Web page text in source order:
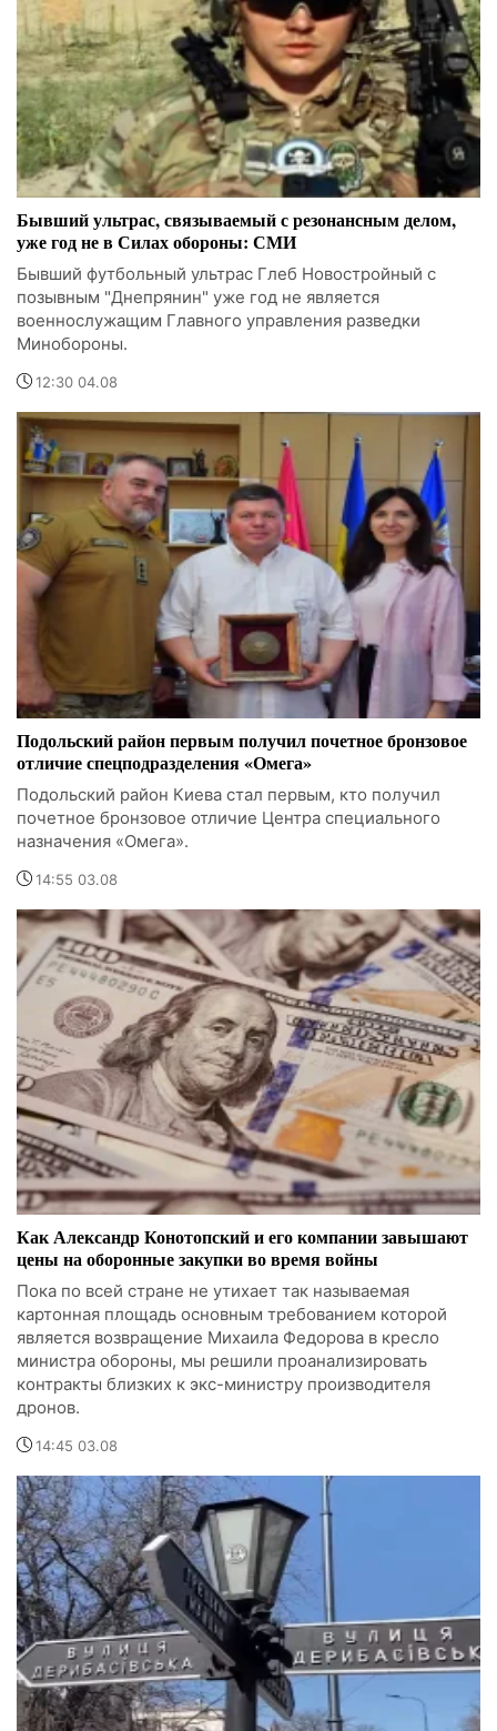
Бывший ультрас, связываемый с резонансным делом,
уже год не в Силах обороны: СМИ
Бывший футбольный ультрас Глеб Новостройный с
позывным "Днепрянин" уже год не является
военнослужащим Главного управления разведки
Минобороны.
12:30 04.08
Подольский район первым получил почетное бронзовое
отличие спецподразделения «Омега»
Подольский район Киева стал первым, кто получил
почетное бронзовое отличие Центра специального
назначения «Омега».
14:55 03.08
Как Александр Конотопский и его компании завышают
цены на оборонные закупки во время войны
Пока по всей стране не утихает так называемая
картонная площадь основным требованием которой
является возвращение Михаила Федорова в кресло
министра обороны, мы решили проанализировать
контракты близких к экс-министру производителя
дронов.
14:45 03.08